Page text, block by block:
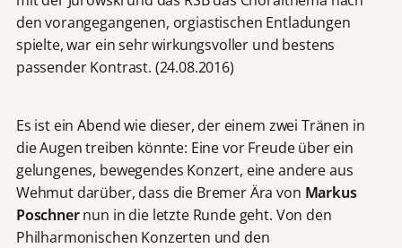
den vorangegangenen, orgiastischen Entladungen
spielte, war ein sehr wirkungsvoller und bestens
passender Kontrast. (24.08.2016)
Es ist ein Abend wie dieser, der einem zwei Tränen in
die Augen treiben könnte: Eine vor Freude über ein
gelungenes, bewegendes Konzert, eine andere aus
Wehmut darüber, dass die Bremer Ära von Markus
Poschnernun in die letzte Runde geht. Von den
Philharmonischen Konzerten und den